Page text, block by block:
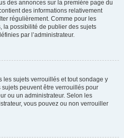
des annonces sur la première page du
des informations relativement
régulièrement. Comme pour les
la possibilité de publier des sujets
par l’administrateur.
les sujets verrouillés et tout sondage y
peuvent être verrouillés pour
ou un administrateur. Selon les
vous pouvez ou non verrouiller